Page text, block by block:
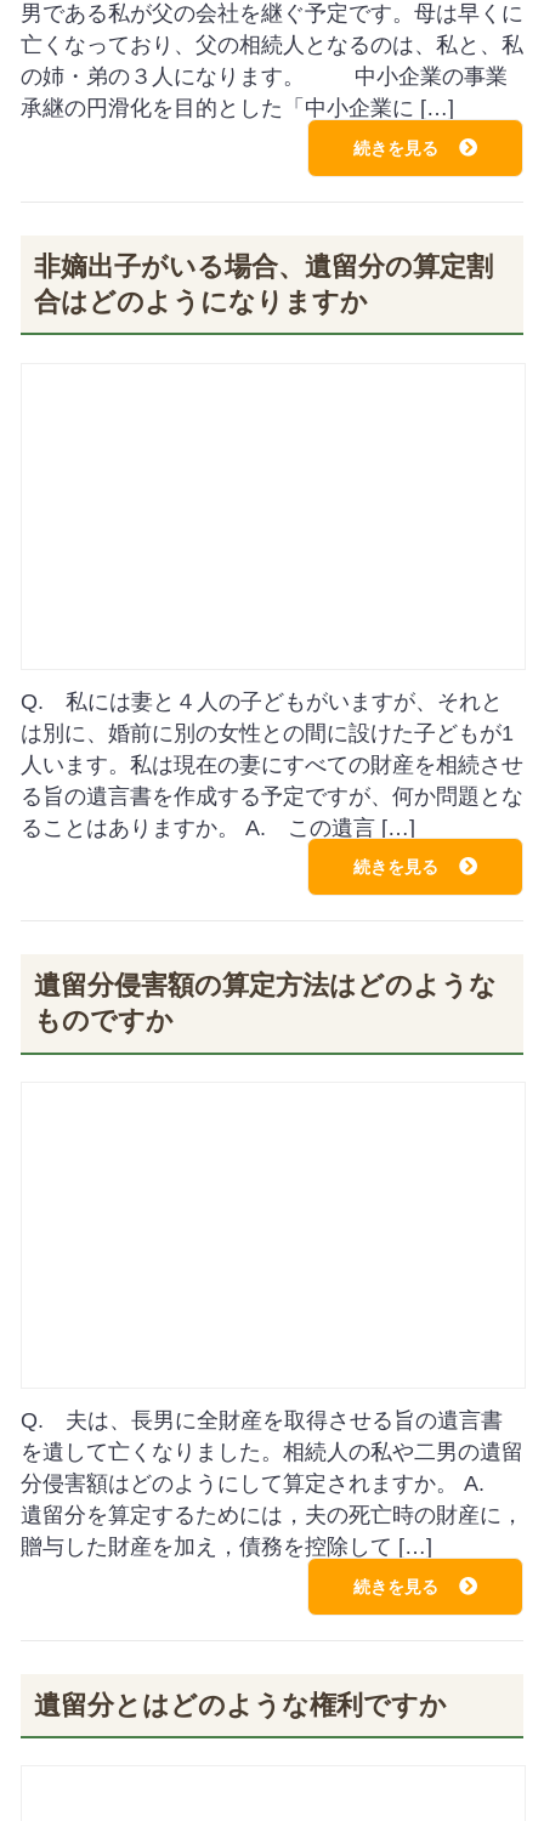
男である私が父の会社を継ぐ予定です。母は早くに
亡くなっており、父の相続人となるのは、私と、私
の姉・弟の３人になります。 中小企業の事業
承継の円滑化を目的とした「中小企業に […]
続きを見る
非嫡出子がいる場合、遺留分の算定割
合はどのようになりますか
Q. 私には妻と４人の子どもがいますが、それと
は別に、婚前に別の女性との間に設けた子どもが1
人います。私は現在の妻にすべての財産を相続させ
る旨の遺言書を作成する予定ですが、何か問題とな
ることはありますか。 A. この遺言 […]
続きを見る
遺留分侵害額の算定方法はどのような
ものですか
Q. 夫は、長男に全財産を取得させる旨の遺言書
を遺して亡くなりました。相続人の私や二男の遺留
分侵害額はどのようにして算定されますか。 A.
遺留分を算定するためには，夫の死亡時の財産に，
贈与した財産を加え，債務を控除して […]
続きを見る
遺留分とはどのような権利ですか